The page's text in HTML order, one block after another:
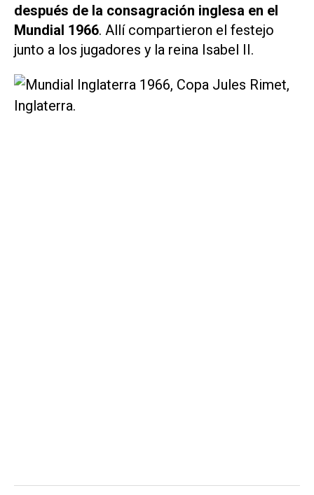
después de la consagración inglesa en el
Mundial 1966. Allí compartieron el festejo
junto a los jugadores y la reina Isabel II.